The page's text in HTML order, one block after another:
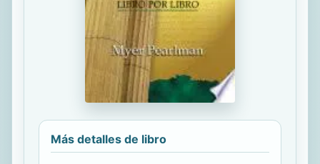
Más detalles de libro